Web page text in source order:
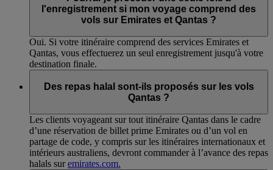
l'enregistrement si mon voyage comprend des
vols sur Emirates et Qantas ?
Oui. Si votre itinéraire comprend des services Emirates et
Qantas, vous effectuerez un seul enregistrement jusqu'à votre
destination finale.
Des repas halal sont-ils proposés sur les vols
Qantas ?
Les clients voyageant sur tout itinéraire Qantas dans le cadre
d’une réservation de billet prime Emirates ou d’un vol en
partage de code, y compris sur les itinéraires internationaux et
intérieurs australiens, devront commander à l’avance des repas
halals suremirates.com.